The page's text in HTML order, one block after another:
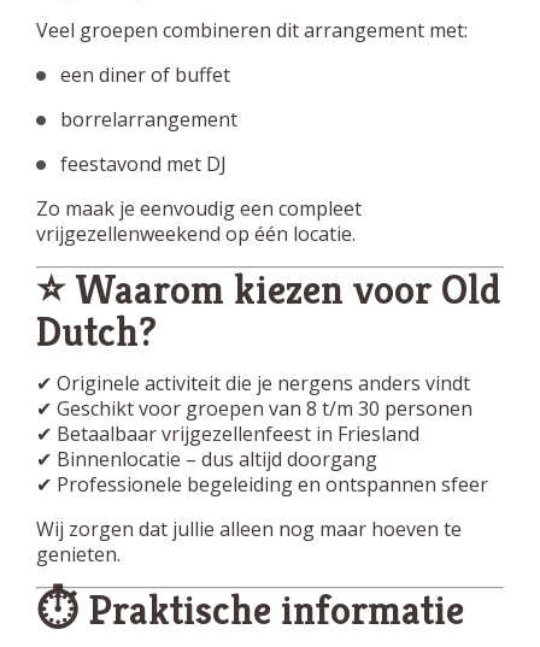
Veel groepen combineren dit arrangement met:
een diner of buffet
borrelarrangement
feestavond met DJ
Zo maak je eenvoudig een compleet
vrijgezellenweekend op één locatie.
⭐ Waarom kiezen voor Old
Dutch?
✔ Originele activiteit die je nergens anders vindt
✔ Geschikt voor groepen van 8 t/m 30 personen
✔ Betaalbaar vrijgezellenfeest in Friesland
✔ Binnenlocatie – dus altijd doorgang
✔ Professionele begeleiding en ontspannen sfeer
Wij zorgen dat jullie alleen nog maar hoeven te
genieten.
⏱️ Praktische informatie